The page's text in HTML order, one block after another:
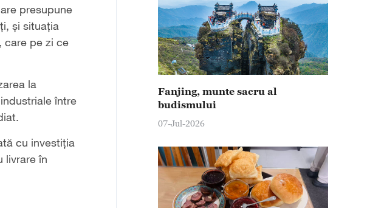
presupune
şi situaţia
care pe zi ce
la
între
cu investiţia
livrare în
Fanjing, munte sacru al
budismului
07-Jul-2026